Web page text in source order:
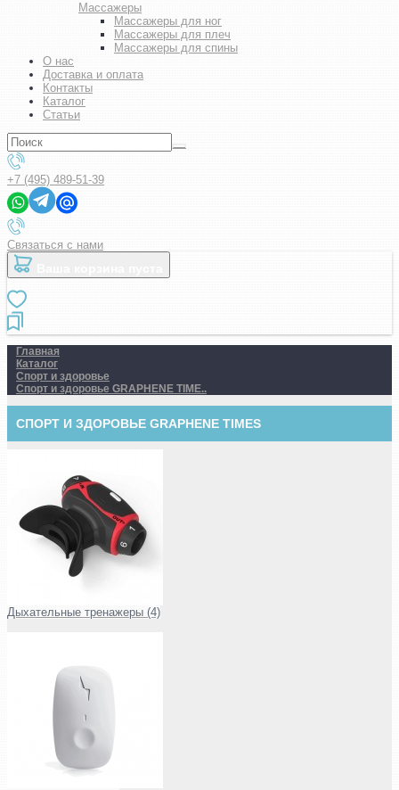
Массажеры
Массажеры для ног
Массажеры для плеч
Массажеры для спины
О нас
Доставка и оплата
Контакты
Каталог
Статьи
+7 (495) 489-51-39
Связаться с нами
Главная
Каталог
Спорт и здоровье
Спорт и здоровье GRAPHENE TIME..
СПОРТ И ЗДОРОВЬЕ GRAPHENE TIMES
Дыхательные тренажеры (4)